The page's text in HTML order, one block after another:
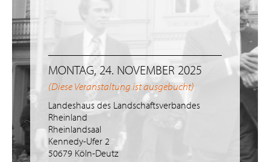
MONTAG, 24. NOVEMBER 2025
(Diese Veranstaltung ist ausgebucht)
Landeshaus des Landschaftsverbandes
Rheinland
Rheinlandsaal
Kennedy-Ufer 2
50679 Köln-Deutz